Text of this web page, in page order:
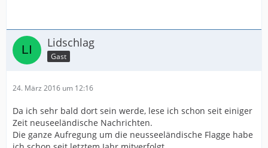
Lidschlag
Gast
24. März 2016 um 12:16
Da ich sehr bald dort sein werde, lese ich schon seit einiger
Zeit neuseeländische Nachrichten.
Die ganze Aufregung um die neusseeländische Flagge habe